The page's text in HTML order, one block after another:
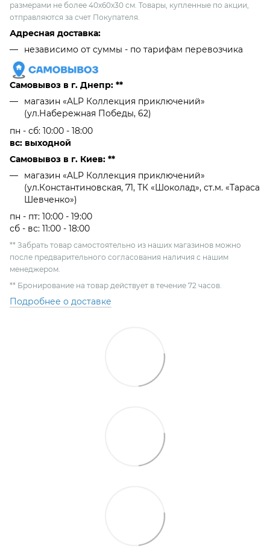
размерами не более 40х60х30 см. Товары, купленные по акции,
отправляются за счет Покупателя.
Адресная доставка:
независимо от cуммы - по тарифам перевозчика
Самовывоз в г. Днепр: **
магазин «ALP Коллекция приключений»
(ул.Набережная Победы, 62)
пн - сб: 10:00 - 18:00
вс: выходной
Самовывоз в г. Киев: **
магазин «ALP Коллекция приключений»
(ул.Константиновская, 71, ТК «Шоколад», ст.м. «Тараса
Шевченко»)
пн - пт: 10:00 - 19:00
сб - вс: 11:00 - 18:00
** Забрать товар самостоятельно из наших магазинов можно
после предварительного согласования наличия с нашим
менеджером.
** Бронирование на товар действует в течение 72 часов.
Подробнее о доставке